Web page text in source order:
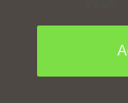
Copyright